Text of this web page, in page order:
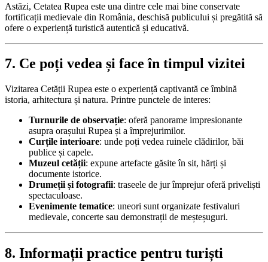
Astăzi, Cetatea Rupea este una dintre cele mai bine conservate
fortificații medievale din România, deschisă publicului și pregătită să
ofere o experiență turistică autentică și educativă.
7. Ce poți vedea și face în timpul vizitei
Vizitarea Cetății Rupea este o experiență captivantă ce îmbină
istoria, arhitectura și natura. Printre punctele de interes:
Turnurile de observație: oferă panorame impresionante
asupra orașului Rupea și a împrejurimilor.
Curțile interioare: unde poți vedea ruinele clădirilor, băi
publice și capele.
Muzeul cetății: expune artefacte găsite în sit, hărți și
documente istorice.
Drumeții și fotografii: traseele de jur împrejur oferă priveliști
spectaculoase.
Evenimente tematice: uneori sunt organizate festivaluri
medievale, concerte sau demonstrații de meșteșuguri.
8. Informații practice pentru turiști